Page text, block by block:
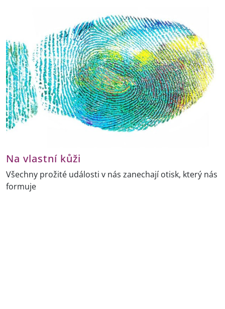
Na vlastní kůži
Všechny prožité události v nás zanechají otisk, který nás
formuje